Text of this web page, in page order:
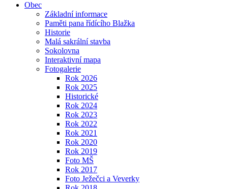
Obec
Základní informace
Paměti pana řídícího Blažka
Historie
Malá sakrální stavba
Sokolovna
Interaktivní mapa
Fotogalerie
Rok 2026
Rok 2025
Historické
Rok 2024
Rok 2023
Rok 2022
Rok 2021
Rok 2020
Rok 2019
Foto MŠ
Rok 2017
Foto Ježečci a Veverky